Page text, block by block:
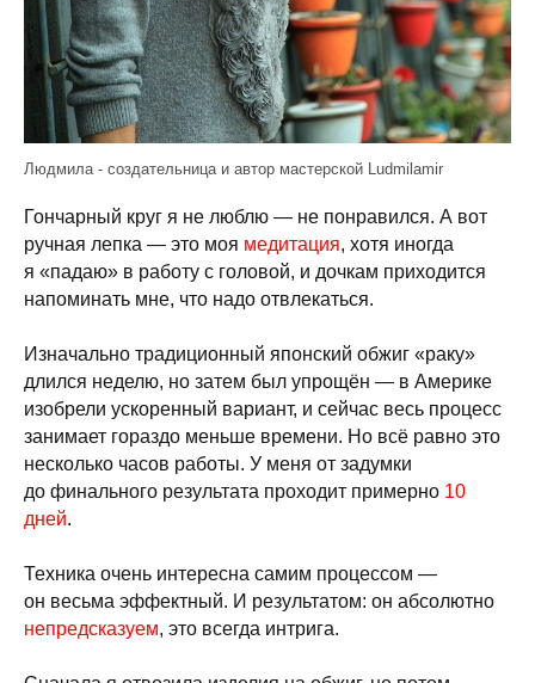
Людмила - создательница и автор мастерской Ludmilamir
Гончарный круг я не люблю — не понравился. А вот
ручная лепка — это моя медитация, хотя иногда
я «падаю» в работу с головой, и дочкам приходится
напоминать мне, что надо отвлекаться.
Изначально традиционный японский обжиг «раку»
длился неделю, но затем был упрощён — в Америке
изобрели ускоренный вариант, и сейчас весь процесс
занимает гораздо меньше времени. Но всё равно это
несколько часов работы. У меня от задумки
до финального результата проходит примерно 10
дней.
Техника очень интересна самим процессом —
он весьма эффектный. И результатом: он абсолютно
непредсказуем, это всегда интрига.